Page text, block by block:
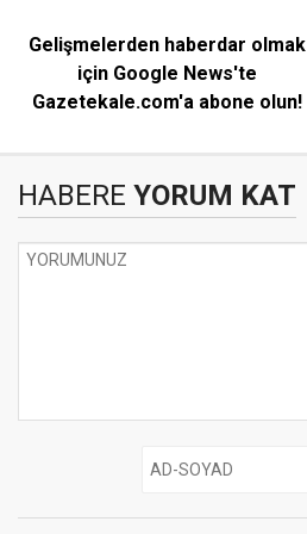
Gelişmelerden haberdar olmak
için Google News'te
Gazetekale.com'a abone olun!
HABERE YORUM KAT